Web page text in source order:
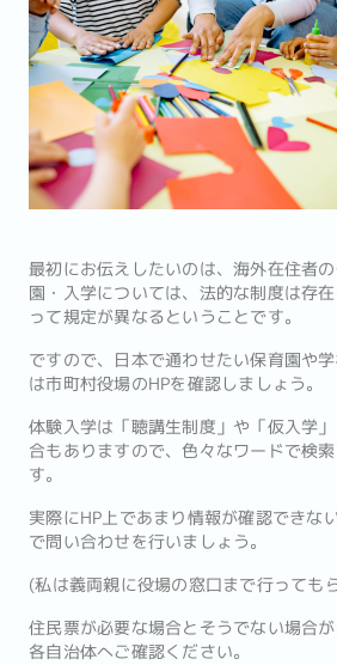
最初にお伝えしたいのは、海外在住者
園・入学については、法的な制度は存
って規定が異なるということです。
ですので、日本で通わせたい保育園や
は市町村役場のHPを確認しましょう。
体験入学は「聴講生制度」や「仮入学
合もありますので、色々なワードで検
す。
実際にHP上であまり情報が確認できな
で問い合わせを行いましょう。
(私は義両親に役場の窓口まで行っても
住民票が必要な場合とそうでない場合
各自治体へご確認ください。